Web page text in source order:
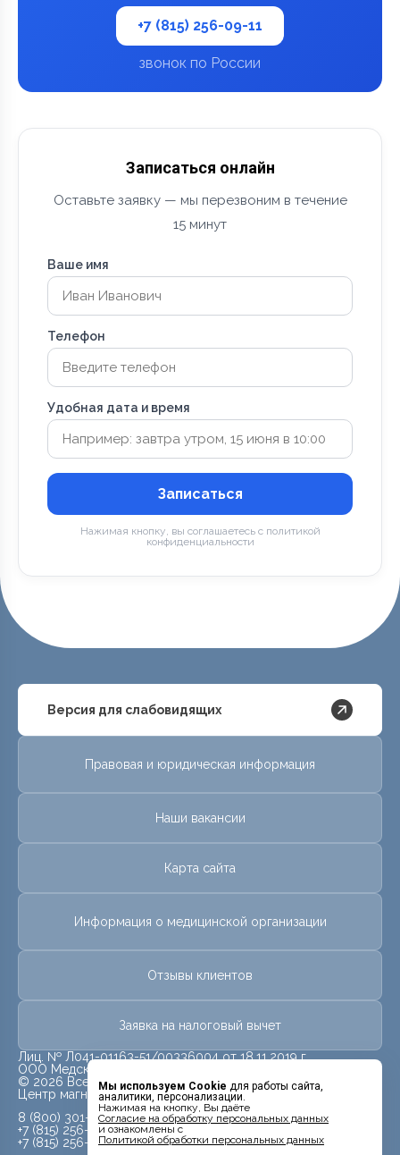
Мы используем Cookie для работы сайта,
аналитики, персонализации.
Нажимая на кнопку, Вы даёте
Cогласие на обработку персональных данных
и ознакомлены с
Политикой обработки персональных данных
+7 (815) 256-09-11
звонок по России
Записаться онлайн
Оставьте заявку — мы перезвоним в течение
15 минут
Ваше имя
Телефон
Удобная дата и время
Записаться
Нажимая кнопку, вы соглашаетесь с политикой
конфиденциальности
Версия для слабовидящих
Правовая и юридическая информация
Наши вакансии
Карта сайта
Информация о медицинской организации
Отзывы клиентов
Заявка на налоговый вычет
Лиц. № Л041-01163-51/00336004 от 18.11.2019 г.
ООО Медскан
© 2026 Все права защищены.
Центр магнитно-резонансной томографии «МРТ Лидер»
8 (800) 301-08-21
+7 (815) 256-09-11
+7 (815) 256-09-10